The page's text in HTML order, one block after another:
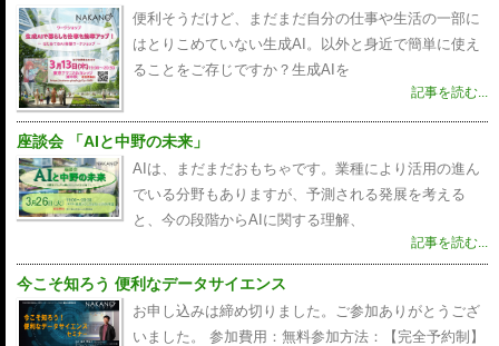
便利そうだけど、まだまだ自分の仕事や生活の一部に
はとりこめていない生成AI。以外と身近で簡単に使え
ることをご存じですか？生成AIを
記事を読む...
座談会 「AIと中野の未来」
AIは、まだまだおもちゃです。業種により活用の進ん
でいる分野もありますが、予測される発展を考える
と、今の段階からAIに関する理解、
記事を読む...
今こそ知ろう 便利なデータサイエンス
お申し込みは締め切りました。ご参加ありがとうござ
いました。 参加費用：無料参加方法：【完全予約制】